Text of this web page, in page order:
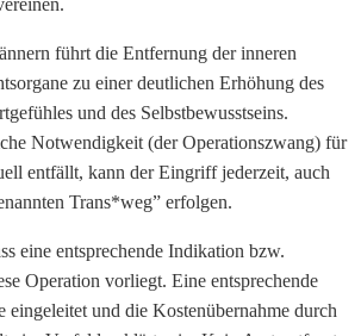
führt die Entfernung der inneren
zu einer deutlichen Erhöhung des
und des Selbstbewusstseins.
Notwendigkeit (der Operationszwang) für
entfällt, kann der Eingriff jederzeit, auch
Trans*weg” erfolgen.
eine entsprechende Indikation bzw.
Operation vorliegt. Eine entsprechende
eingeleitet und die Kostenübernahme durch